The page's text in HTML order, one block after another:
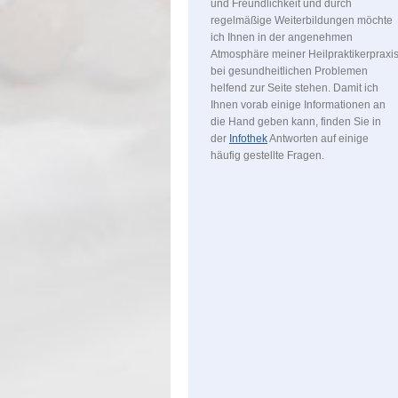
und Freundlichkeit und durch
regelmäßige Weiterbildungen möchte
ich Ihnen in der angenehmen
Atmosphäre meiner Heilpraktikerpraxis
bei gesundheitlichen Problemen
helfend zur Seite stehen. Damit ich
Ihnen vorab einige Informationen an
die Hand geben kann, finden Sie in
der InfothekAntworten auf einige
häufig gestellte Fragen.